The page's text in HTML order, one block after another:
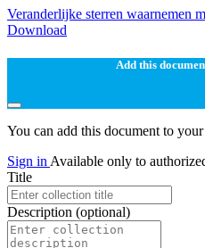
Veranderlijke sterren waarnemen
Download
Add this
You can add this document to
Sign in Available only to
Title
Description (optional)